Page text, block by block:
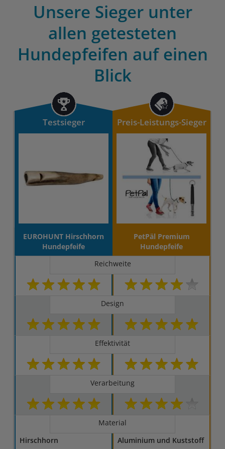
Unsere Sieger unter
allen getesteten
Hundepfeifen auf einen
Blick
Testsieger Preis-Leistungs-Sieger
EUROHUNT Hirschhorn
Hundepfeife
PetPäl Premium
Hundepfeife
Reichweite
Design
Effektivität
Verarbeitung
Material
Hirschhorn
Aluminium und Kuststoff